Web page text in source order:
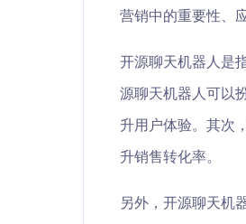
营销中的重要性、
开源聊天机器人是
源聊天机器人可以
升用户体验。其次
升销售转化率。
另外，开源聊天机